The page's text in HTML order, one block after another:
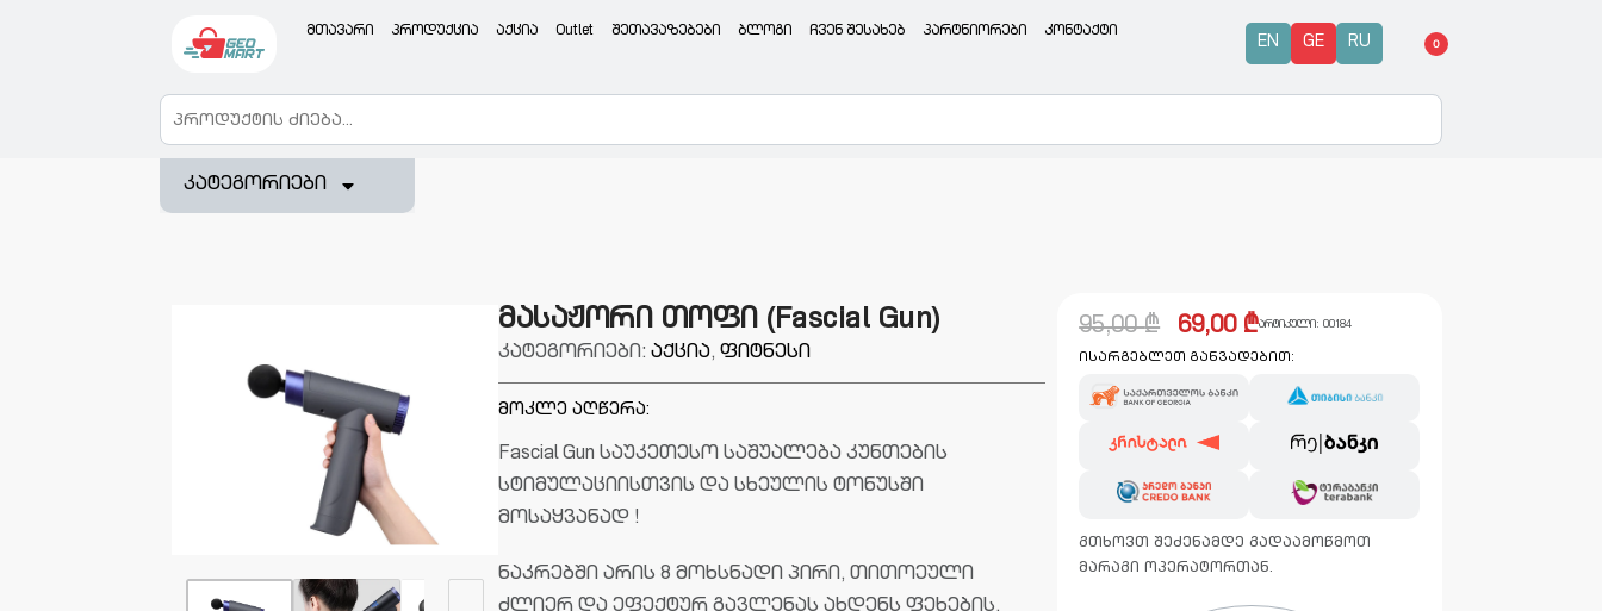
მთავარი პროდუქცია აქცია Outlet შეთავაზებები ბლოგი ჩვენ შესახებ პარტნიორები კონტაქტი
EN GE RU 0
კატეგორიები
მასაჟორი თოფი (Fascial Gun)
კატეგორიები: აქცია,ფიტნესი
მოკლე აღწერა:
Fascial Gun საუკეთესო საშუალება კუნთების
სტიმულაციისთვის და სხეულის ტონუსში
მოსაყვანად !
ნაკრებში არის 8 მოხსნადი პირი, თითოეული
95,00₾ 69,00 ₾არტიკული: 00184
ისარგებლეთ განვადებით:
გთხოვთ შეძენამდე გადაამოწმოთ
მარაგი ოპერატორთან.